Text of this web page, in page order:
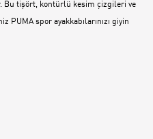
Bu tişört, kontürlü kesim çizgileri ve
PUMA spor ayakkabılarınızı giyin